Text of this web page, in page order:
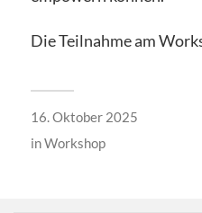
Die Teilnahme am
16. Oktober 2025
inWorkshop